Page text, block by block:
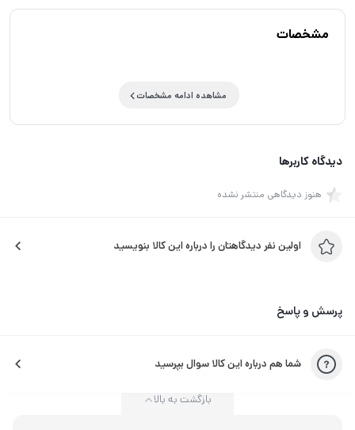
مشخصات
مشاهده ادامه مشخصات
دیدگاه کاربرها
هنوز دیدگاهی منتشر نشده
اولین نفر دیدگاهتان را درباره این کالا بنویسید
پرسش و پاسخ
شما هم درباره این کالا سوال بپرسید
بازگشت به بالا